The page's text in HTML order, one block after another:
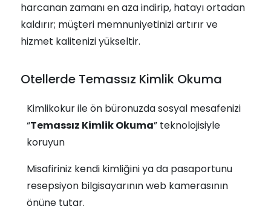
harcanan zamanı en aza indirip, hatayı ortadan
kaldırır; müşteri memnuniyetinizi artırır ve
hizmet kalitenizi yükseltir.
Otellerde Temassız Kimlik Okuma
Kimlikokur ile ön büronuzda sosyal mesafenizi
“Temassız Kimlik Okuma” teknolojisiyle
koruyun
Misafiriniz kendi kimliğini ya da pasaportunu
resepsiyon bilgisayarının web kamerasının
önüne tutar.